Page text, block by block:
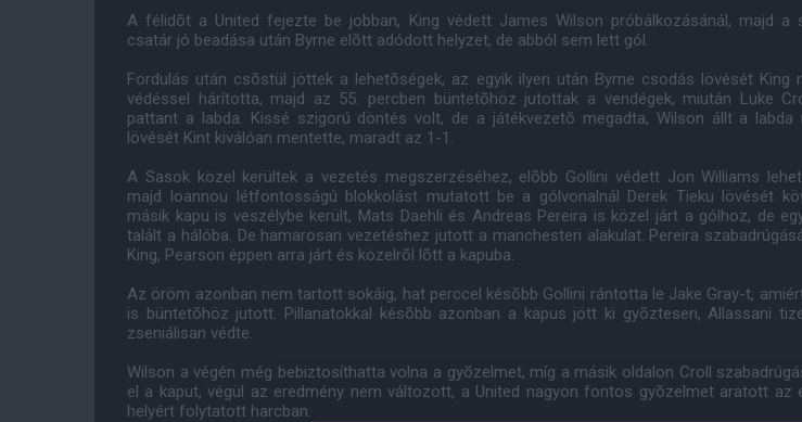
A félidõt a United fejezte be jobban, King védett James Wilson próbálkozásánál, majd a
csatár jó beadása után Byrne elõtt adódott helyzet, de abból sem lett gól.
Fordulás után csõstül jöttek a lehetõségek, az egyik ilyen után Byrne csodás lövését King
védéssel hárította, majd az 55. percben büntetõhöz jutottak a vendégek, miután Luke
pattant a labda. Kissé szigorú döntés volt, de a játékvezetõ megadta, Wilson állt a labda
lövését Kint kiválóan mentette, maradt az 1-1.
A Sasok közel kerültek a vezetés megszerzéséhez, elõbb Gollini védett Jon Williams
majd Ioannou létfontosságú blokkolást mutatott be a gólvonalnál Derek Tieku lövését
másik kapu is veszélybe került, Mats Daehli és Andreas Pereira is közel járt a gólhoz, de
talált a hálóba. De hamarosan vezetéshez jutott a manchesteri alakulat. Pereira
King, Pearson éppen arra járt és közelrõl lõtt a kapuba.
Az öröm azonban nem tartott sokáig, hat perccel késõbb Gollini rántotta le Jake Gray-t,
is büntetõhöz jutott. Pillanatokkal késõbb azonban a kapus jött ki gyõztesen, Allassani
zseniálisan védte.
Wilson a végén még bebiztosíthatta volna a gyõzelmet, míg a másik oldalon Croll
el a kaput, végül az eredmény nem változott, a United nagyon fontos gyõzelmet aratott az
helyért folytatott harcban.